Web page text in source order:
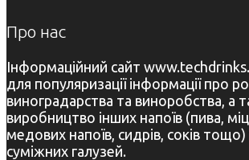
Про нас
Інформаційний сайт
для популяризації інформації про
виноградарства та виноробства, а
виробництво інших напоїв (пива,
медових напоїв, сидрів, соків
суміжних галузей.